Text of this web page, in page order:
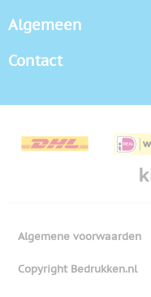
Algemeen
Contact
Algemene voorwaarden
Copyright Bedrukken.nl